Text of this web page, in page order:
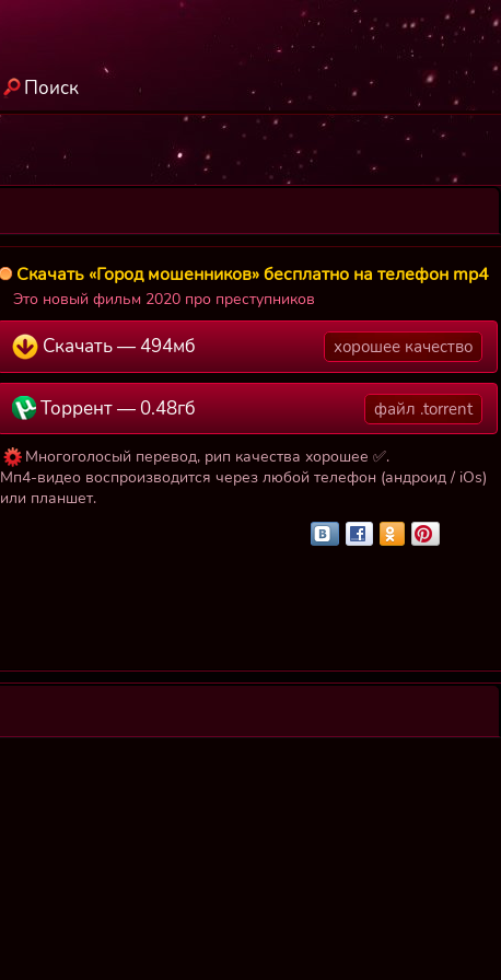
Поиск
Скачать «Город мошенников» бесплатно на телефон mp4
Это новый фильм 2020 про преступников
Скачать — 494мб хорошее качество
Торрент — 0.48гб файл .torrent
Многоголосый перевод, рип качества хорошее ✅.
Мп4-видео воспроизводится через любой телефон (андроид / iOs)
или планшет.